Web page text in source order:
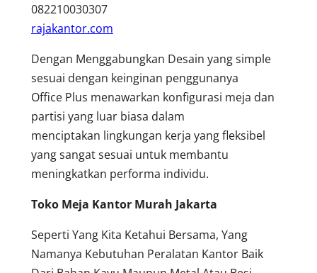
082210030307
rajakantor.com
Dengan Menggabungkan Desain yang simple
sesuai dengan keinginan penggunanya
Office Plus menawarkan konfigurasi meja dan
partisi yang luar biasa dalam
menciptakan lingkungan kerja yang fleksibel
yang sangat sesuai untuk membantu
meningkatkan performa individu.
Toko Meja Kantor Murah Jakarta
Seperti Yang Kita Ketahui Bersama, Yang
Namanya Kebutuhan Peralatan Kantor Baik